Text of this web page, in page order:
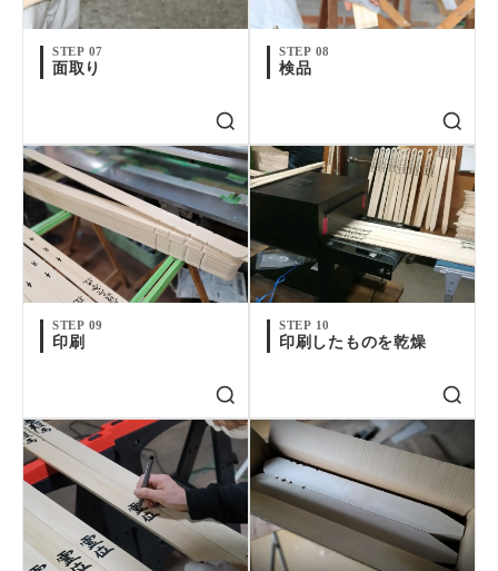
STEP 07
面取り
STEP 08
検品
STEP 09
印刷
STEP 10
印刷したものを乾燥